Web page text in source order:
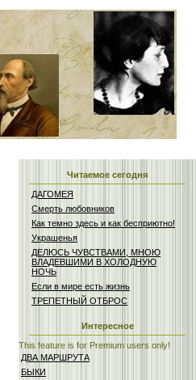
Читаемое сегодня
ДАГОМЕЯ
Смерть любовников
Как темно здесь и как бесприютно!
Украшенья
ДЕЛЮСЬ ЧУВСТВАМИ, МНОЮ
ВЛАДЕВШИМИ В ХОЛОДНУЮ
НОЧЬ
Если в мире есть жизнь
ТРЕПЕТНЫЙ ОТБРОС
Интересное
This feature is for Premium users only!
ДВА МАРШРУТА
БЫКИ